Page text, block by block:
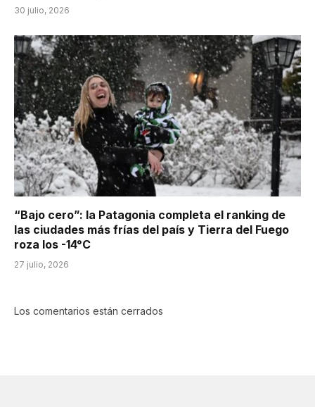
30 julio, 2026
“Bajo cero”: la Patagonia completa el ranking de
las ciudades más frías del país y Tierra del Fuego
roza los -14°C
27 julio, 2026
Los comentarios están cerrados